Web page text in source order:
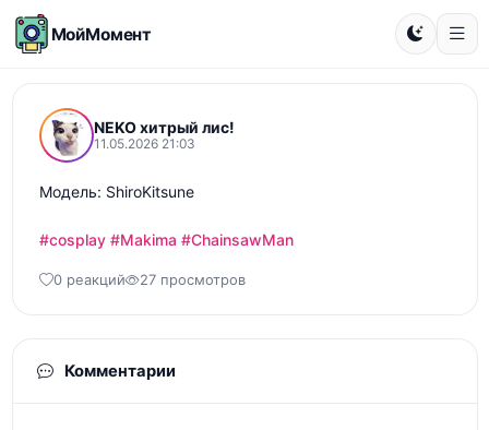
МойМомент
NEKO хитрый лис!
11.05.2026 21:03
Модель: ShiroKitsune
#cosplay #Makima #ChainsawMan
0 реакций 27 просмотров
Комментарии